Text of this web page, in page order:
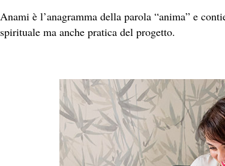
Anami è l’anagramma della parola “anima” e
spirituale ma anche pratica del progetto.